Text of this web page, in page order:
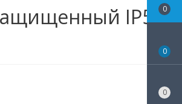
IP540
0
0